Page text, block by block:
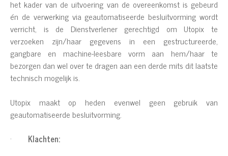
het kader van de uitvoering van de overeenkomst is gebeurd
én de verwerking via geautomatiseerde besluitvorming wordt
verricht, is de Dienstverlener gerechtigd om Utopix te
verzoeken zijn/haar gegevens in een gestructureerde,
gangbare en machine-leesbare vorm aan hem/haar te
bezorgen dan wel over te dragen aan een derde mits dit laatste
technisch mogelijk is.
Utopix maakt op heden evenwel geen gebruik van
geautomatiseerde besluitvorming.
· Klachten: